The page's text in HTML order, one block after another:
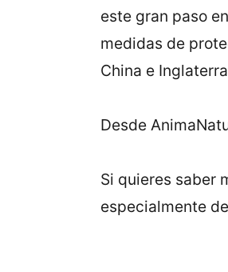
este gran paso
medidas de
China e
Desde
Si quieres saber
especialmente